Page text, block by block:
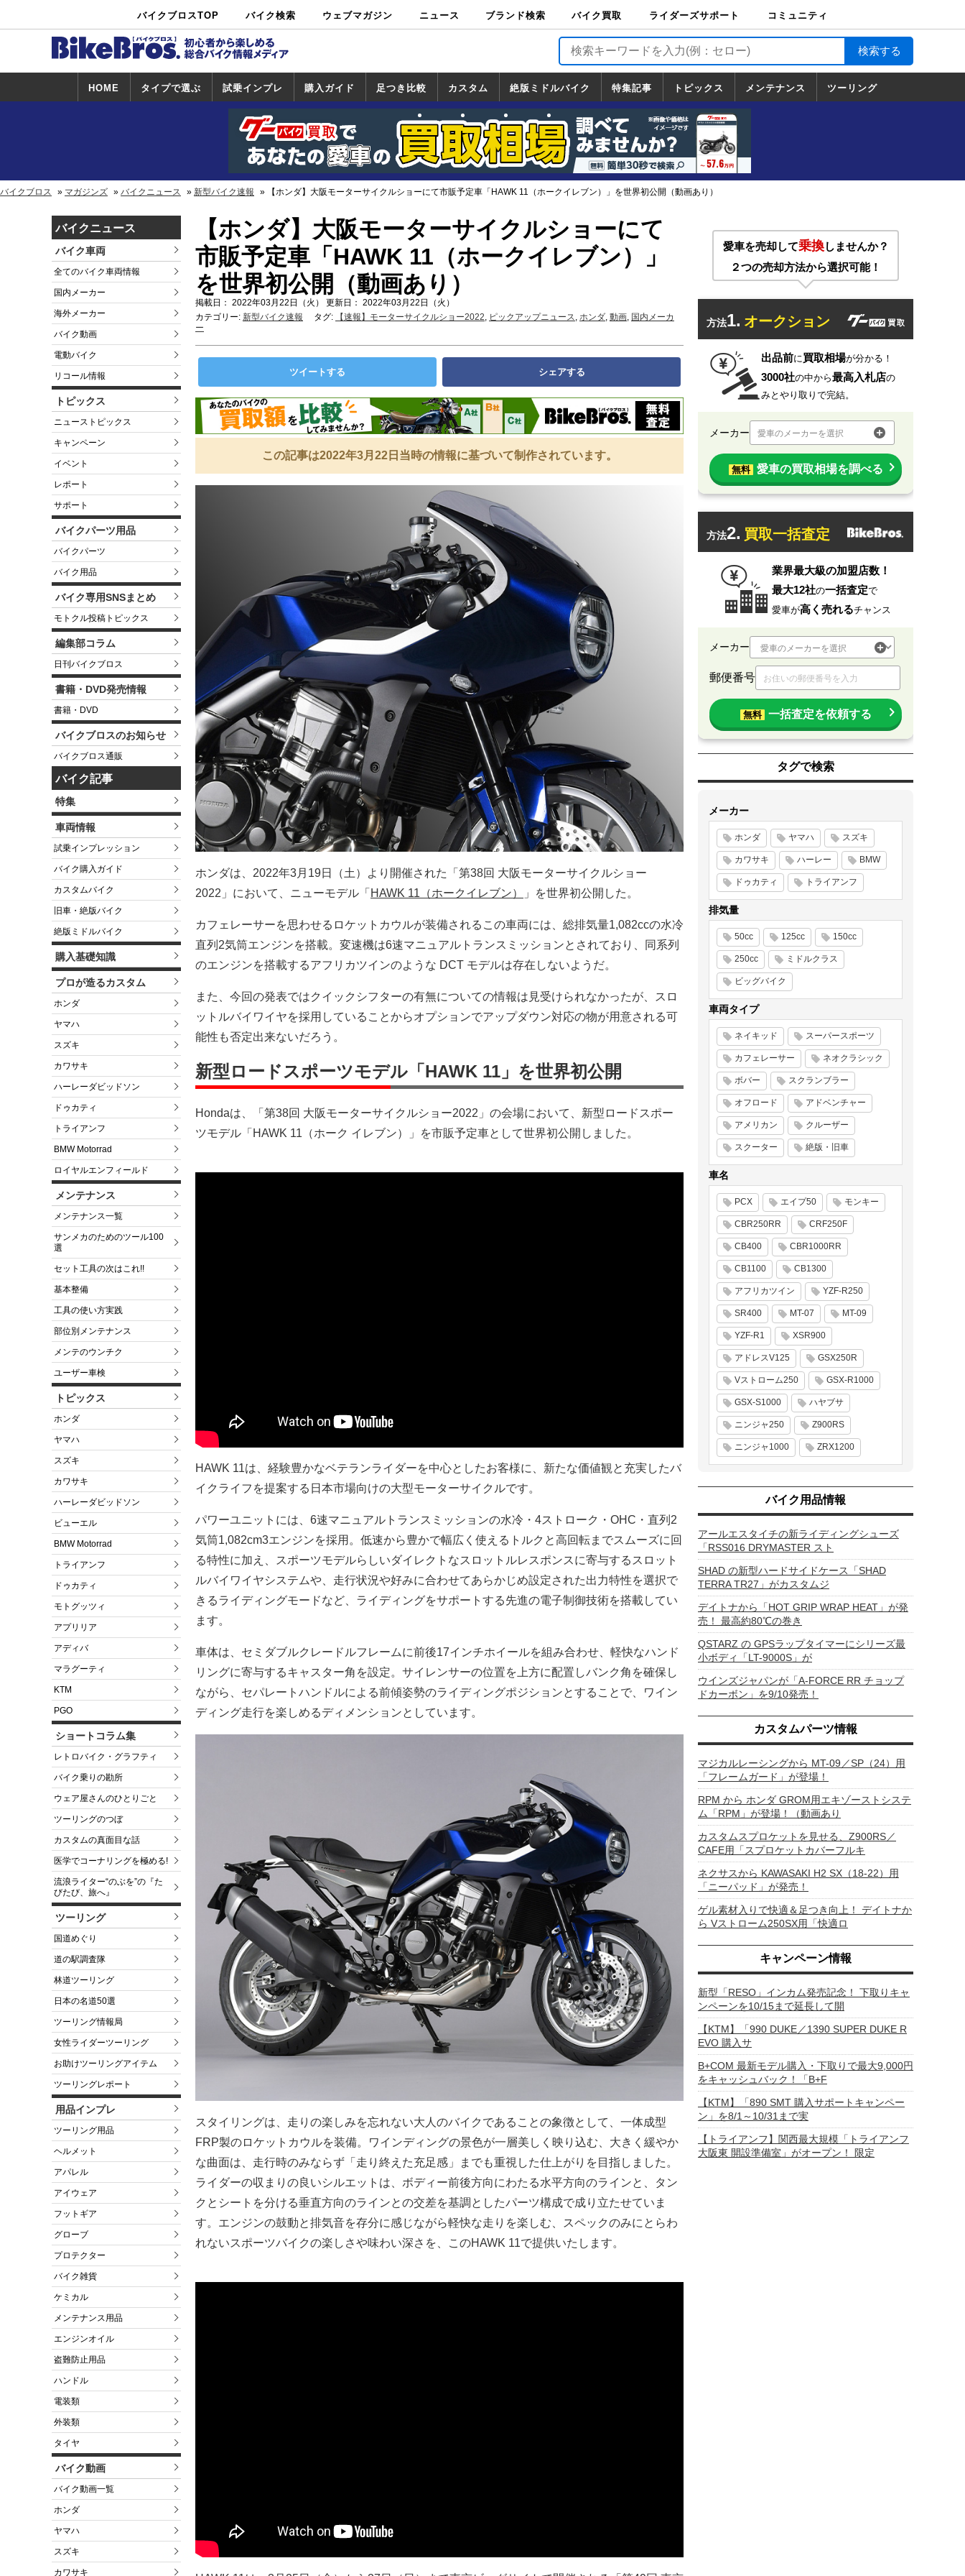
バイクブロスTOP バイク検索
中古バイ
ク・新車検
カタログ検
索
ショップ検
索
ウェブマガジン ニュース ブランド検索 バイク買取
バイク買取
ライダーズサポート
ライダーズサポート
TOP
バイク輸送
バイクガレージライ
フ
バイク車両保険
ロードサービス
バイク試乗
コミュニティ
HOME タイプで選ぶ 試乗インプレ
試乗インプレ
一覧
ホンダ
ヤマハ
スズキ
カワサキ
ハーレー
BMW
トライアンフ
ドゥカティ
購入ガイド
一覧
足つき比較 カスタム
カスタム
一覧
ホンダ
ヤマハ
スズキ
カワサキ
絶版ミドルバイク
絶版ミドルバイク
一覧
ホンダ
ヤマハ
スズキ
カワサキ
特集記事 トピックス
トピックス
一覧
ホンダ
ヤマハ
スズキ
カワサキ
ハーレーダ
ビッドソン
BMW
ドゥカティ
トライアン
フ
メンテナンス ツーリング
道の駅調査隊
ツーリング情報局
日本の道50選
国道めぐり
林道ツーリング
バイクブロス マガジンズ バイクニュース 新型バイク速報 【ホンダ】大阪モーターサイクルショーにて市販予定車「HAWK 11（ホークイレブン）」を世界初公開（動画あり）
バイクニュース
バイク車両
全てのバイク車両情報
国内メーカー
海外メーカー
バイク動画
電動バイク
リコール情報
トピックス
ニューストピックス
キャンペーン
イベント
レポート
サポート
バイクパーツ用品
バイクパーツ
バイク用品
バイク専用SNSまとめ
モトクル投稿トピックス
編集部コラム
日刊バイクブロス
書籍・DVD発売情報
書籍・DVD
バイクブロスのお知らせ
バイクブロス通販
バイク記事
特集
車両情報
試乗インプレッション
バイク購入ガイド
カスタムバイク
旧車・絶版バイク
絶版ミドルバイク
購入基礎知識
プロが造るカスタム
ホンダ
ヤマハ
スズキ
カワサキ
ハーレーダビッドソン
ドゥカティ
トライアンフ
BMW Motorrad
ロイヤルエンフィールド
メンテナンス
メンテナンス一覧
サンメカのためのツール100
選
セット工具の次はこれ!!
基本整備
工具の使い方実践
部位別メンテナンス
メンテのウンチク
ユーザー車検
トピックス
ホンダ
ヤマハ
スズキ
カワサキ
ハーレーダビッドソン
ビューエル
BMW Motorrad
トライアンフ
ドゥカティ
モトグッツィ
アプリリア
アディバ
マラグーティ
KTM
PGO
ショートコラム集
レトロバイク・グラフティ
バイク乗りの勘所
ウェア屋さんのひとりごと
ツーリングのつぼ
カスタムの真面目な話
医学でコーナリングを極める!
流浪ライター“のぶを”の『た
びたび、旅へ』
ツーリング
国道めぐり
道の駅調査隊
林道ツーリング
日本の名道50選
ツーリング情報局
女性ライダーツーリング
お助けツーリングアイテム
ツーリングレポート
用品インプレ
ツーリング用品
ヘルメット
アパレル
アイウェア
フットギア
グローブ
プロテクター
バイク雑貨
ケミカル
メンテナンス用品
エンジンオイル
盗難防止用品
ハンドル
電装類
外装類
タイヤ
バイク動画
バイク動画一覧
ホンダ
ヤマハ
スズキ
カワサキ
【ホンダ】大阪モーターサイクルショーにて
市販予定車「HAWK 11（ホークイレブン）」
を世界初公開（動画あり）
掲載日： 2022年03月22日（火） 更新日： 2022年03月22日（火）
カテゴリー: 新型バイク速報 タグ: 【速報】モーターサイクルショー2022, ピックアップニュース, ホンダ, 動画, 国内メーカ
ー
ツイートする シェアする
この記事は2022年3月22日当時の情報に基づいて制作されています。
ホンダは、2022年3月19日（土）より開催された「第38回 大阪モーターサイクルショー
2022」において、ニューモデル「 HAWK 11（ホークイレブン） 」を世界初公開した。
カフェレーサーを思わせるロケットカウルが装備されるこの車両には、総排気量1,082ccの水冷
直列2気筒エンジンを搭載。変速機は6速マニュアルトランスミッションとされており、同系列
のエンジンを搭載するアフリカツインのような DCT モデルは存在しないようだ。
また、今回の発表ではクイックシフターの有無についての情報は見受けられなかったが、スロ
ットルバイワイヤを採用していることからオプションでアップダウン対応の物が用意される可
能性も否定出来ないだろう。
新型ロードスポーツモデル「HAWK 11」を世界初公開
Hondaは、「第38回 大阪モーターサイクルショー2022」の会場において、新型ロードスポー
ツモデル「HAWK 11（ホーク イレブン）」を市販予定車として世界初公開しました。
HAWK 11は、経験豊かなベテランライダーを中心としたお客様に、新たな価値観と充実したバ
イクライフを提案する日本市場向けの大型モーターサイクルです。
パワーユニットには、6速マニュアルトランスミッションの水冷・4ストローク・OHC・直列2
気筒1,082cm3エンジンを採用。低速から豊かで幅広く使えるトルクと高回転までスムーズに回
る特性に加え、スポーツモデルらしいダイレクトなスロットルレスポンスに寄与するスロット
ルバイワイヤシステムや、走行状況や好みに合わせてあらかじめ設定された出力特性を選択で
きるライディングモードなど、ライディングをサポートする先進の電子制御技術を搭載してい
ます。
車体は、セミダブルクレードルフレームに前後17インチホイールを組み合わせ、軽快なハンド
リングに寄与するキャスター角を設定。サイレンサーの位置を上方に配置しバンク角を確保し
ながら、セパレートハンドルによる前傾姿勢のライディングポジションとすることで、ワイン
ディング走行を楽しめるディメンションとしています。
スタイリングは、走りの楽しみを忘れない大人のバイクであることの象徴として、一体成型
FRP製のロケットカウルを装備。ワインディングの景色が一層美しく映り込む、大きく緩やか
な曲面は、走行時のみならず「走り終えた充足感」までも重視した仕上がりを目指しました。
ライダーの収まりの良いシルエットは、ボディー前後方向にわたる水平方向のラインと、タン
クとシートを分ける垂直方向のラインとの交差を基調としたパーツ構成で成り立たせていま
す。エンジンの鼓動と排気音を存分に感じながら軽快な走りを楽しむ、スペックのみにとらわ
れないスポーツバイクの楽しさや味わい深さを、このHAWK 11で提供いたします。
愛車を売却して乗換しませんか？
２つの売却方法から選択可能！
方法1. オークション
出品前に買取相場が分かる！
3000社の中から最高入札店の
みとやり取りで完結。
メーカー 愛車のメーカーを選択
無料 愛車の買取相場を調べる
方法2. 買取一括査定
業界最大級の加盟店数！
最大12社の一括査定で
愛車が高く売れるチャンス
メーカー
郵便番号
無料 一括査定を依頼する
タグで検索
メーカー
ホンダ ヤマハ スズキ
カワサキ ハーレー BMW
ドゥカティ トライアンフ
排気量
50cc 125cc 150cc
250cc ミドルクラス
ビッグバイク
車両タイプ
ネイキッド スーパースポーツ
カフェレーサー ネオクラシック
ボバー スクランブラー
オフロード アドベンチャー
アメリカン クルーザー
スクーター 絶版・旧車
車名
PCX エイプ50 モンキー
CBR250RR CRF250F
CB400 CBR1000RR
CB1100 CB1300
アフリカツイン YZF-R250
SR400 MT-07 MT-09
YZF-R1 XSR900
アドレスV125 GSX250R
Vストローム250 GSX-R1000
GSX-S1000 ハヤブサ
ニンジャ250 Z900RS
ニンジャ1000 ZRX1200
バイク用品情報
アールエスタイチの新ライディングシューズ
「RSS016 DRYMASTER スト
SHAD の新型ハードサイドケース「SHAD
TERRA TR27」がカスタムジ
デイトナから「HOT GRIP WRAP HEAT」が発
売！ 最高約80℃の巻き
QSTARZ の GPSラップタイマーにシリーズ最
小ボディ「LT-9000S」が
ウインズジャパンが「A-FORCE RR チョップ
ドカーボン」を9/10発売！
カスタムパーツ情報
マジカルレーシングから MT-09／SP（24）用
「フレームガード」が登場！
RPM から ホンダ GROM用エキゾーストシステ
ム「RPM」が登場！（動画あり
カスタムスプロケットを見せる、Z900RS／
CAFE用「スプロケットカバーフルキ
ネクサスから KAWASAKI H2 SX（18-22）用
「ニーパッド」が発売！
ゲル素材入りで快適＆足つき向上！ デイトナか
ら Vストローム250SX用「快適ロ
キャンペーン情報
新型「RESO」インカム発売記念！ 下取りキャ
ンペーンを10/15まで延長して開
【KTM】「990 DUKE／1390 SUPER DUKE R
EVO 購入サ
B+COM 最新モデル購入・下取りで最大9,000円
をキャッシュバック！「B+F
【KTM】「890 SMT 購入サポートキャンペー
ン」を8/1～10/31まで実
【トライアンフ】関西最大規模「トライアンフ
大阪東 開設準備室」がオープン！ 限定